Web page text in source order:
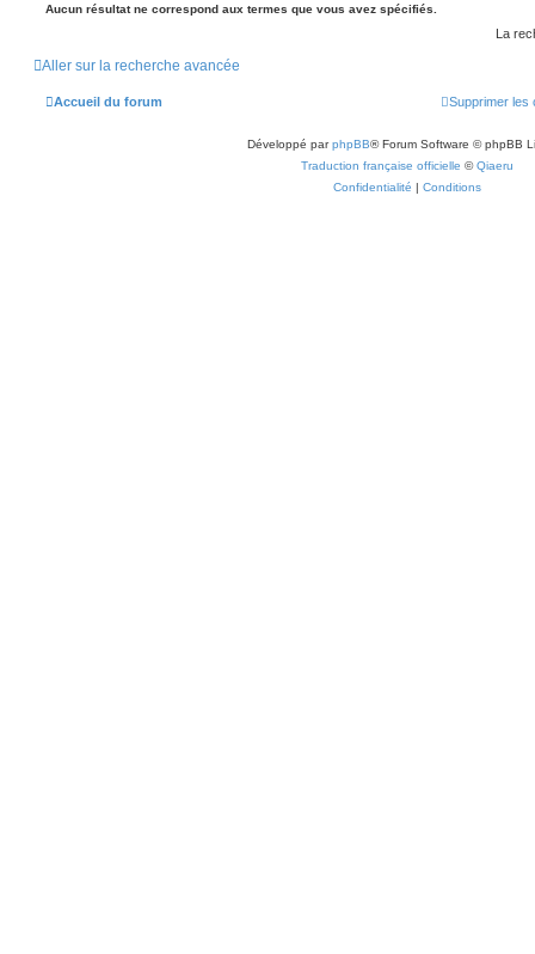
Aucun résultat ne correspond aux termes que vous avez spécifiés.
La
Aller sur la recherche avancée
Accueil du forum Supprimer les
Développé parphpBB® Forum Software © phpBB
Traduction française officielle ©Qiaeru
Confidentialité | Conditions